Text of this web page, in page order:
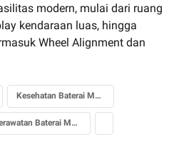
modern, mulai dari ruang
kendaraan luas, hingga
Wheel Alignment dan
Kesehatan Baterai Mobil Listri
Perawatan Baterai Mobil